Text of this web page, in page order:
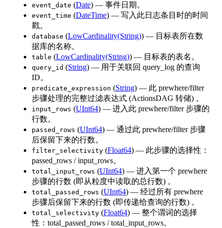
event_date (Date) — 事件日期。
event_time (DateTime) — 写入此日志条目时的时间
戳。
database (LowCardinality(String)) — 目标表所在数
据库的名称。
table (LowCardinality(String)) — 目标表的表名。
query_id (String) — 用于关联回 query_log 的查询
ID。
predicate_expression (String) — 此 prewhere/filter
步骤处理的完整过滤表达式 (ActionsDAG 转储) 。
input_rows (UInt64) — 进入此 prewhere/filter 步骤的
行数。
passed_rows (UInt64) — 通过此 prewhere/filter 步骤
后保留下来的行数。
filter_selectivity (Float64) — 此步骤的选择性：
passed_rows / input_rows。
total_input_rows (UInt64) — 进入第一个 prewhere
步骤的行数 (即从粒度中读取的总行数) 。
total_passed_rows (UInt64) — 经过所有 prewhere
步骤后保留下来的行数 (即传递给查询的行数) 。
total_selectivity (Float64) — 整个谓词的选择
性：total_passed_rows / total_input_rows。